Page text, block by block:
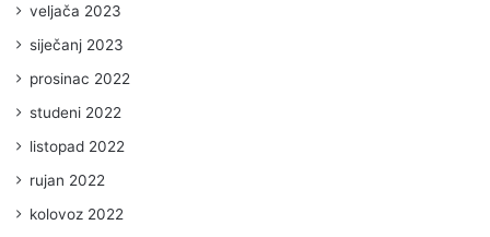
veljača 2023
siječanj 2023
prosinac 2022
studeni 2022
listopad 2022
rujan 2022
kolovoz 2022